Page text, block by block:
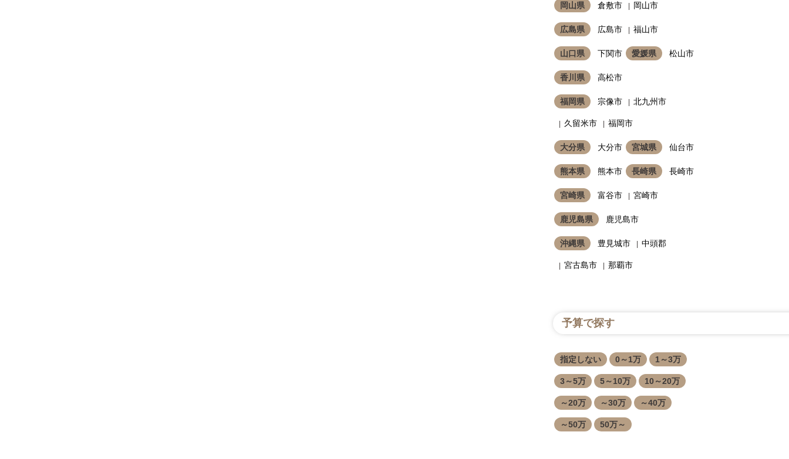
岡山県 倉敷市 岡山市
広島県 広島市 福山市
山口県 下関市 愛媛県 松山市
香川県 高松市
福岡県 宗像市 北九州市
久留米市 福岡市
大分県 大分市 宮城県 仙台市
熊本県 熊本市 長崎県 長崎市
宮崎県 富谷市 宮崎市
鹿児島県 鹿児島市
沖縄県 豊見城市 中頭郡
宮古島市 那覇市
予算で探す
指定しない 0～1万 1～3万
3～5万 5～10万 10～20万
～20万 ～30万 ～40万
～50万 50万～